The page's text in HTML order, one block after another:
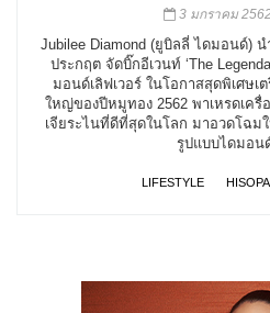
3 มกราคม
Jubilee Diamond (ยูบิลลี่ ไดมอนด์
ประกฤต จัดบิ๊กอีเวนท์ ‘The
มอนด์เลิฟเวอร์ ในโอกาสสุดพิเศษเ
ใหญ่ของปีหมูทอง 2562 พาเหรดเครื่
เจียระไนที่ดีที่สุดในโลก มาอวดโฉม
รูปแบบไดมอน
LIFESTYLE